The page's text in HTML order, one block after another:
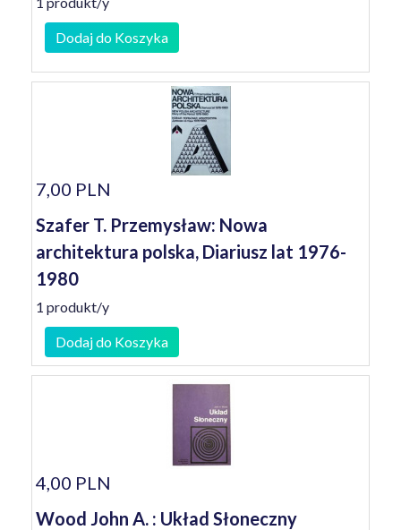
Dodaj do Koszyka
7,00 PLN
Szafer T. Przemysław: Nowa
architektura polska, Diariusz lat 1976-
1980
1 produkt/y
Dodaj do Koszyka
4,00 PLN
Wood John A. : Układ Słoneczny